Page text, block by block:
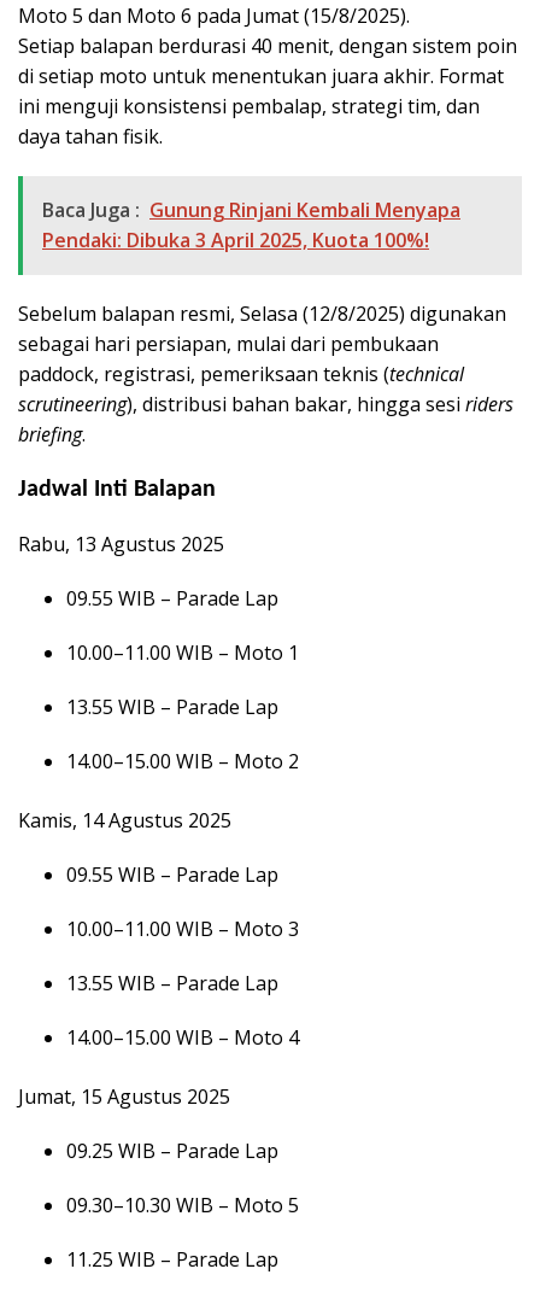
Moto 5 dan Moto 6 pada Jumat (15/8/2025).
Setiap balapan berdurasi 40 menit, dengan sistem poin
di setiap moto untuk menentukan juara akhir. Format
ini menguji konsistensi pembalap, strategi tim, dan
daya tahan fisik.
Baca Juga : Gunung Rinjani Kembali Menyapa
Pendaki: Dibuka 3 April 2025, Kuota 100%!
Sebelum balapan resmi, Selasa (12/8/2025) digunakan
sebagai hari persiapan, mulai dari pembukaan
paddock, registrasi, pemeriksaan teknis (technical
scrutineering), distribusi bahan bakar, hingga sesi riders
briefing.
Jadwal Inti Balapan
Rabu, 13 Agustus 2025
09.55 WIB – Parade Lap
10.00–11.00 WIB – Moto 1
13.55 WIB – Parade Lap
14.00–15.00 WIB – Moto 2
Kamis, 14 Agustus 2025
09.55 WIB – Parade Lap
10.00–11.00 WIB – Moto 3
13.55 WIB – Parade Lap
14.00–15.00 WIB – Moto 4
Jumat, 15 Agustus 2025
09.25 WIB – Parade Lap
09.30–10.30 WIB – Moto 5
11.25 WIB – Parade Lap